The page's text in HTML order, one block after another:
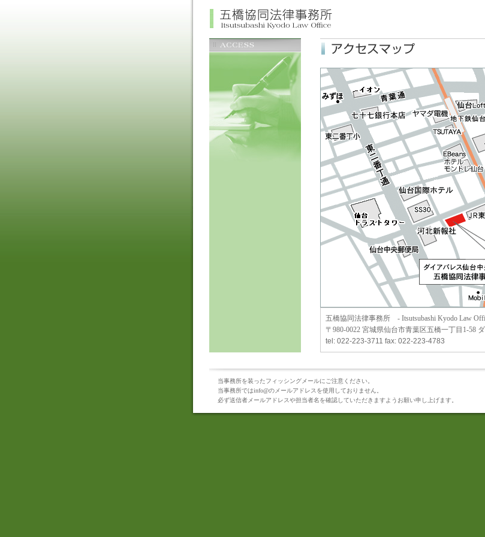
五橋協同法律事務所 - Itsutsubashi Kyodo Law
〒980-0022 宮城県仙台市青葉区五橋一丁目1-58
tel: 022-223-3711 fax: 022-223-4783
当事務所を装ったフィッシングメールにご注意ください。
当事務所ではinfo@のメールアドレスを使用しておりません。
必ず送信者メールアドレスや担当者名を確認していただきますようお願い申し上げます。